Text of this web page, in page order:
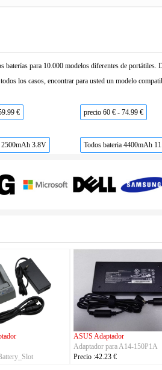
para 10.000 modelos diferentes de
los casos, encontrar para usted un modelo
€
precio 60 € - 74.99 €
2500mAh 3.8V Todos bateria 4400mAh
ASUS Adaptador
Adaptador para A14-150P1A
Precio :42.23 €